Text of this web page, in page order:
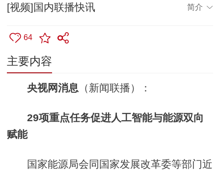
[视频]国内联播快讯 简介
64
主要内容
央视网消息 （新闻联播）：
29项重点任务促进人工智能与能源双向
赋能
国家能源局会同国家发展改革委等部门近